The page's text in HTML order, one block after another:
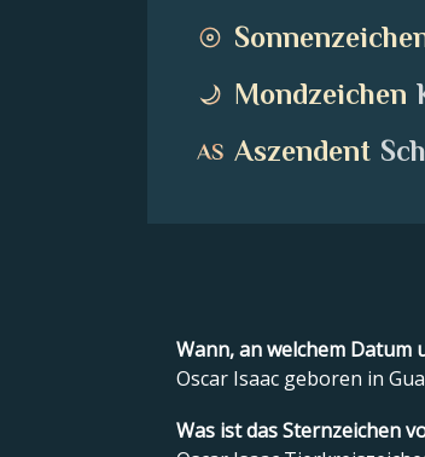
Mondzeichen
Aszendent
Wann, an welchem Datum
Oscar Isaac geboren in
Was ist das Sternzeichen